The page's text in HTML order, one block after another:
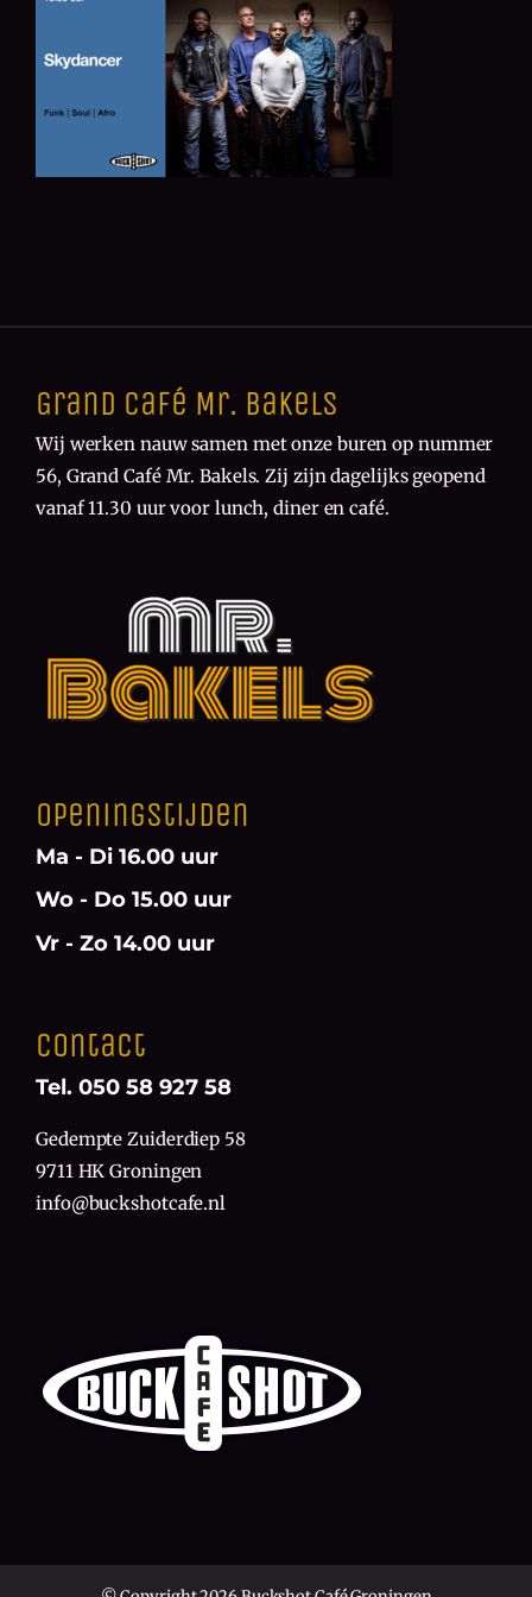
Grand Café Mr. Bakels
Wij werken nauw samen met onze buren op nummer
56, Grand Café Mr. Bakels. Zij zijn dagelijks geopend
vanaf 11.30 uur voor lunch, diner en café.
Openingstijden
Ma - Di 16.00 uur
Wo - Do 15.00 uur
Vr - Zo 14.00 uur
Contact
Tel. 050 58 927 58
Gedempte Zuiderdiep 58
9711 HK Groningen
info@buckshotcafe.nl